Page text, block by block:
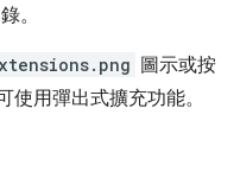
。
圖示或按
使用彈出式擴充功能。